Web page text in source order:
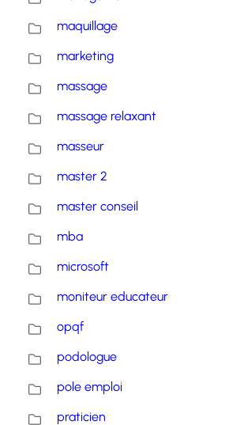
maquillage
marketing
massage
massage relaxant
masseur
master 2
master conseil
mba
microsoft
moniteur educateur
opqf
podologue
pole emploi
praticien